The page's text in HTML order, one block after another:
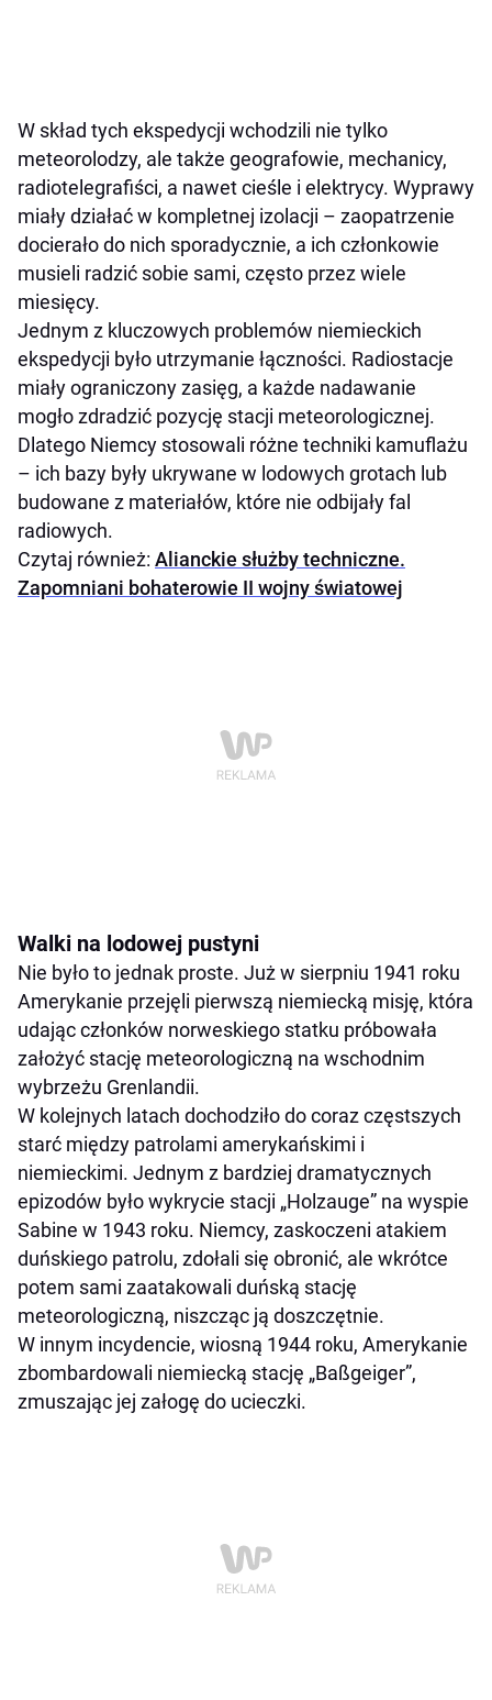
W skład tych ekspedycji wchodzili nie tylko
meteorolodzy, ale także geografowie, mechanicy,
radiotelegrafiści, a nawet cieśle i elektrycy. Wyprawy
miały działać w kompletnej izolacji – zaopatrzenie
docierało do nich sporadycznie, a ich członkowie
musieli radzić sobie sami, często przez wiele
miesięcy.
Jednym z kluczowych problemów niemieckich
ekspedycji było utrzymanie łączności. Radiostacje
miały ograniczony zasięg, a każde nadawanie
mogło zdradzić pozycję stacji meteorologicznej.
Dlatego Niemcy stosowali różne techniki kamuflażu
– ich bazy były ukrywane w lodowych grotach lub
budowane z materiałów, które nie odbijały fal
radiowych.
Czytaj również: Alianckie służby techniczne.
Zapomniani bohaterowie II wojny światowej
Walki na lodowej pustyni
Nie było to jednak proste. Już w sierpniu 1941 roku
Amerykanie przejęli pierwszą niemiecką misję, która
udając członków norweskiego statku próbowała
założyć stację meteorologiczną na wschodnim
wybrzeżu Grenlandii.
W kolejnych latach dochodziło do coraz częstszych
starć między patrolami amerykańskimi i
niemieckimi. Jednym z bardziej dramatycznych
epizodów było wykrycie stacji „Holzauge” na wyspie
Sabine w 1943 roku. Niemcy, zaskoczeni atakiem
duńskiego patrolu, zdołali się obronić, ale wkrótce
potem sami zaatakowali duńską stację
meteorologiczną, niszcząc ją doszczętnie.
W innym incydencie, wiosną 1944 roku, Amerykanie
zbombardowali niemiecką stację „Baßgeiger”,
zmuszając jej załogę do ucieczki.